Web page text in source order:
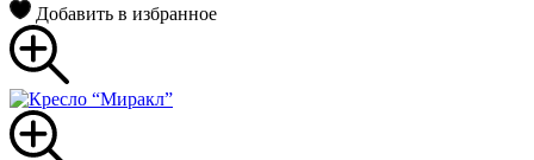
Добавить в избранное